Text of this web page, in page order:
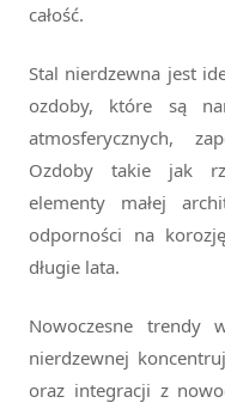
całość.
Stal nierdzewna jest
ozdoby, które są
atmosferycznych,
Ozdoby takie jak
elementy małej
odporności na
długie lata.
Nowoczesne trendy
nierdzewnej
oraz integracji z